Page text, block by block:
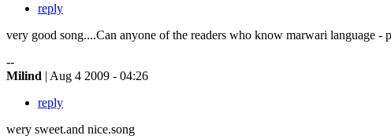
reply
very good song....Can anyone of the readers who know marwari language -
--
Milind | Aug 4 2009 - 04:26
reply
wery sweet.and nice.song